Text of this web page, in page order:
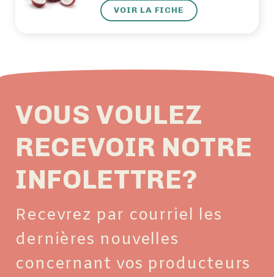
VOIR LA FICHE
VOUS VOULEZ
RECEVOIR NOTRE
INFOLETTRE?
Recevrez par courriel les
dernières nouvelles
concernant vos producteurs